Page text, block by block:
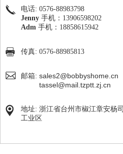
电话: 0576-88983798
Jenny 手机：13906598202
Adm 手机：18858615942
传真: 0576-88985813
邮箱: sales2@bobbyshome.cn
tassel@mail.tzptt.zj.cn
地址: 浙江省台州市椒江章安杨司
工业区